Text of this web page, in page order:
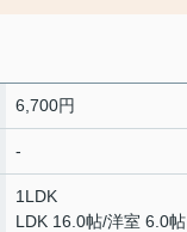
6,700円
-
1LDK
LDK 16.0帖/洋室 6.0帖